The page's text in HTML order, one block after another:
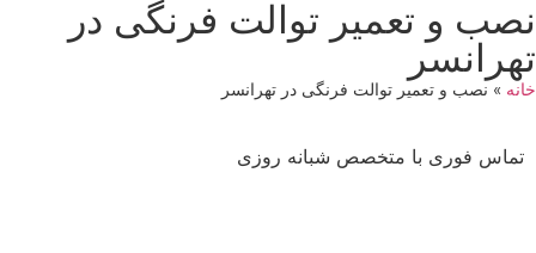
نصب و تعمیر توالت فرنگی در
تهرانسر
خانه » نصب و تعمیر توالت فرنگی در تهرانسر
تماس فوری با متخصص شبانه روزی